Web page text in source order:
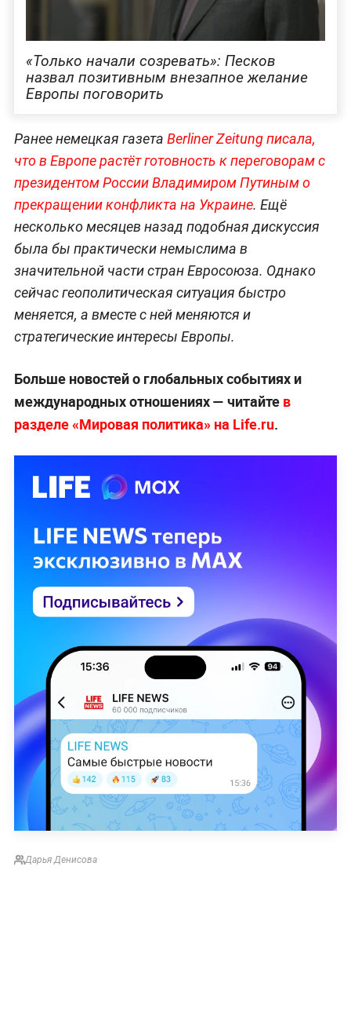
«Только начали созревать»: Песков
назвал позитивным внезапное желание
Европы поговорить
Ранее немецкая газета Berliner Zeitung писала,
что в Европе растёт готовность к переговорам с
президентом России Владимиром Путиным о
прекращении конфликта на Украине. Ещё
несколько месяцев назад подобная дискуссия
была бы практически немыслима в
значительной части стран Евросоюза. Однако
сейчас геополитическая ситуация быстро
меняется, а вместе с ней меняются и
стратегические интересы Европы.
Больше новостей о глобальных событиях и
международных отношениях — читайте в
разделе «Мировая политика» на Life.ru.
Дарья Денисова